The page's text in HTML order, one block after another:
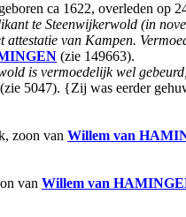
ca 1622, overleden op
te Steenwijkerwold (in
van Kampen.
(zie 149663).
is vermoedelijk wel
(zie 5047). {Zij was eerder
zoon van Willem van
van Willem van